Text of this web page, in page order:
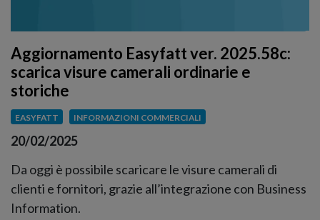
Aggiornamento Easyfatt ver. 2025.58c:
scarica visure camerali ordinarie e
storiche
EASYFATT INFORMAZIONI COMMERCIALI
20/02/2025
Da oggi è possibile scaricare le visure camerali di
clienti e fornitori, grazie all’integrazione con Business
Information.